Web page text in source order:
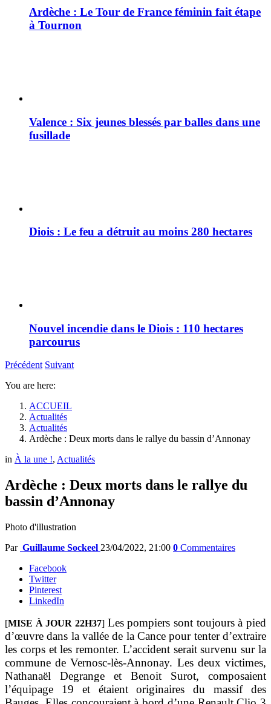
Ardèche : Le Tour de France féminin fait étape
à Tournon
Valence : Six jeunes blessés par balles dans une
fusillade
Diois : Le feu a détruit au moins 280 hectares
Nouvel incendie dans le Diois : 110 hectares
parcourus
Précédent Suivant
You are here:
ACCUEIL
Actualités
Actualités
Ardèche : Deux morts dans le rallye du bassin d’Annonay
in À la une !, Actualités
Ardèche : Deux morts dans le rallye du
bassin d’Annonay
Photo d'illustration
Par Guillaume Sockeel 23/04/2022, 21:00 0 Commentaires
Facebook
Twitter
Pinterest
LinkedIn
[MISE À JOUR 22H37] Les pompiers sont toujours à pied
d’œuvre dans la vallée de la Cance pour tenter d’extraire
les corps et les remonter. L’accident serait survenu sur la
commune de Vernosc-lès-Annonay. Les deux victimes,
Nathanaël Degrange et Benoit Surot, composaient
l’équipage 19 et étaient originaires du massif des